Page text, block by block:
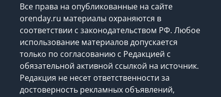
Все права на опубликованные на сайте
orenday.ru материалы охраняются в
соответствии с законодательством РФ. Любое
использование материалов допускается
только по согласованию с Редакцией с
обязательной активной ссылкой на источник.
Редакция не несет ответственности за
достоверность рекламных объявлений,